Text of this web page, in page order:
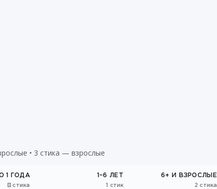
• 3 стика — взрослые
1 ГОДА
½ стика
1–6 ЛЕТ
1 стик
6+ И ВЗРОСЛЫЕ
2 стика